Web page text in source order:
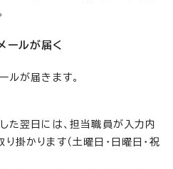
ルが届く
ルが届きます。
た翌日には、担当職員が入力内
掛かります（土曜日・日曜日・祝